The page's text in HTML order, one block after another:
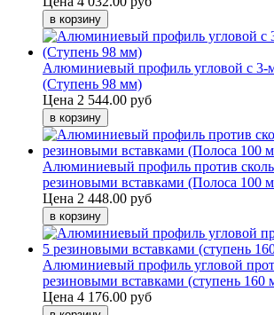
Алюминиевый профиль угловой с 3-
(Ступень 98 мм)
Цена 2 544.00 руб
Алюминиевый профиль против
резиновыми вставками (Полоса 100
Цена 2 448.00 руб
Алюминиевый профиль угловой
резиновыми вставками (ступень 160
Цена 4 176.00 руб